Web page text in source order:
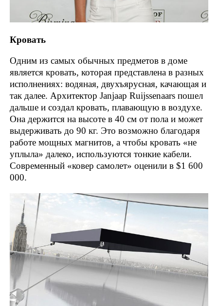
Кровать
Одним из самых обычных предметов в доме
является кровать, которая представлена в разных
исполнениях: водяная, двухъярусная, качающая и
так далее. Архитектор Janjaap Ruijssenaars пошел
дальше и создал кровать, плавающую в воздухе.
Она держится на высоте в 40 см от пола и может
выдерживать до 90 кг. Это возможно благодаря
работе мощных магнитов, а чтобы кровать «не
уплыла» далеко, используются тонкие кабели.
Современный «ковер самолет» оценили в $1 600
000.